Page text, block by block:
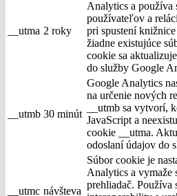
__utma 2 roky
Analytics a používa
používateľov a
pri spustení
žiadne existujúce
cookie sa
do služby Google
__utmb 30 minút
Google Analytics
na určenie nových
__utmb sa vytvorí,
JavaScript a
cookie __utma.
odoslaní údajov do
__utmc návšteva
Súbor cookie je
Analytics a
prehliadač. Používa